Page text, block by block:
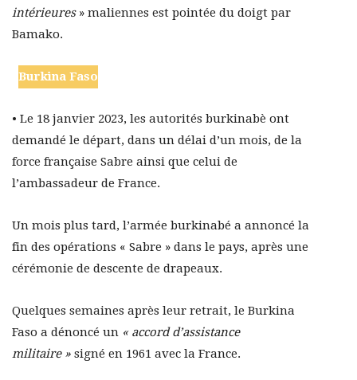
intérieures» maliennes est pointée du doigt par
Bamako.
Burkina Faso
• Le 18 janvier 2023, les autorités burkinabè ont
demandé le départ, dans un délai d’un mois, de la
force française Sabre ainsi que celui de
l’ambassadeur de France.
Un mois plus tard, l’armée burkinabé a annoncé la
fin des opérations « Sabre » dans le pays, après une
cérémonie de descente de drapeaux.
Quelques semaines après leur retrait, le Burkina
Faso a dénoncé un « accord d’assistance
militaire » signé en 1961 avec la France.